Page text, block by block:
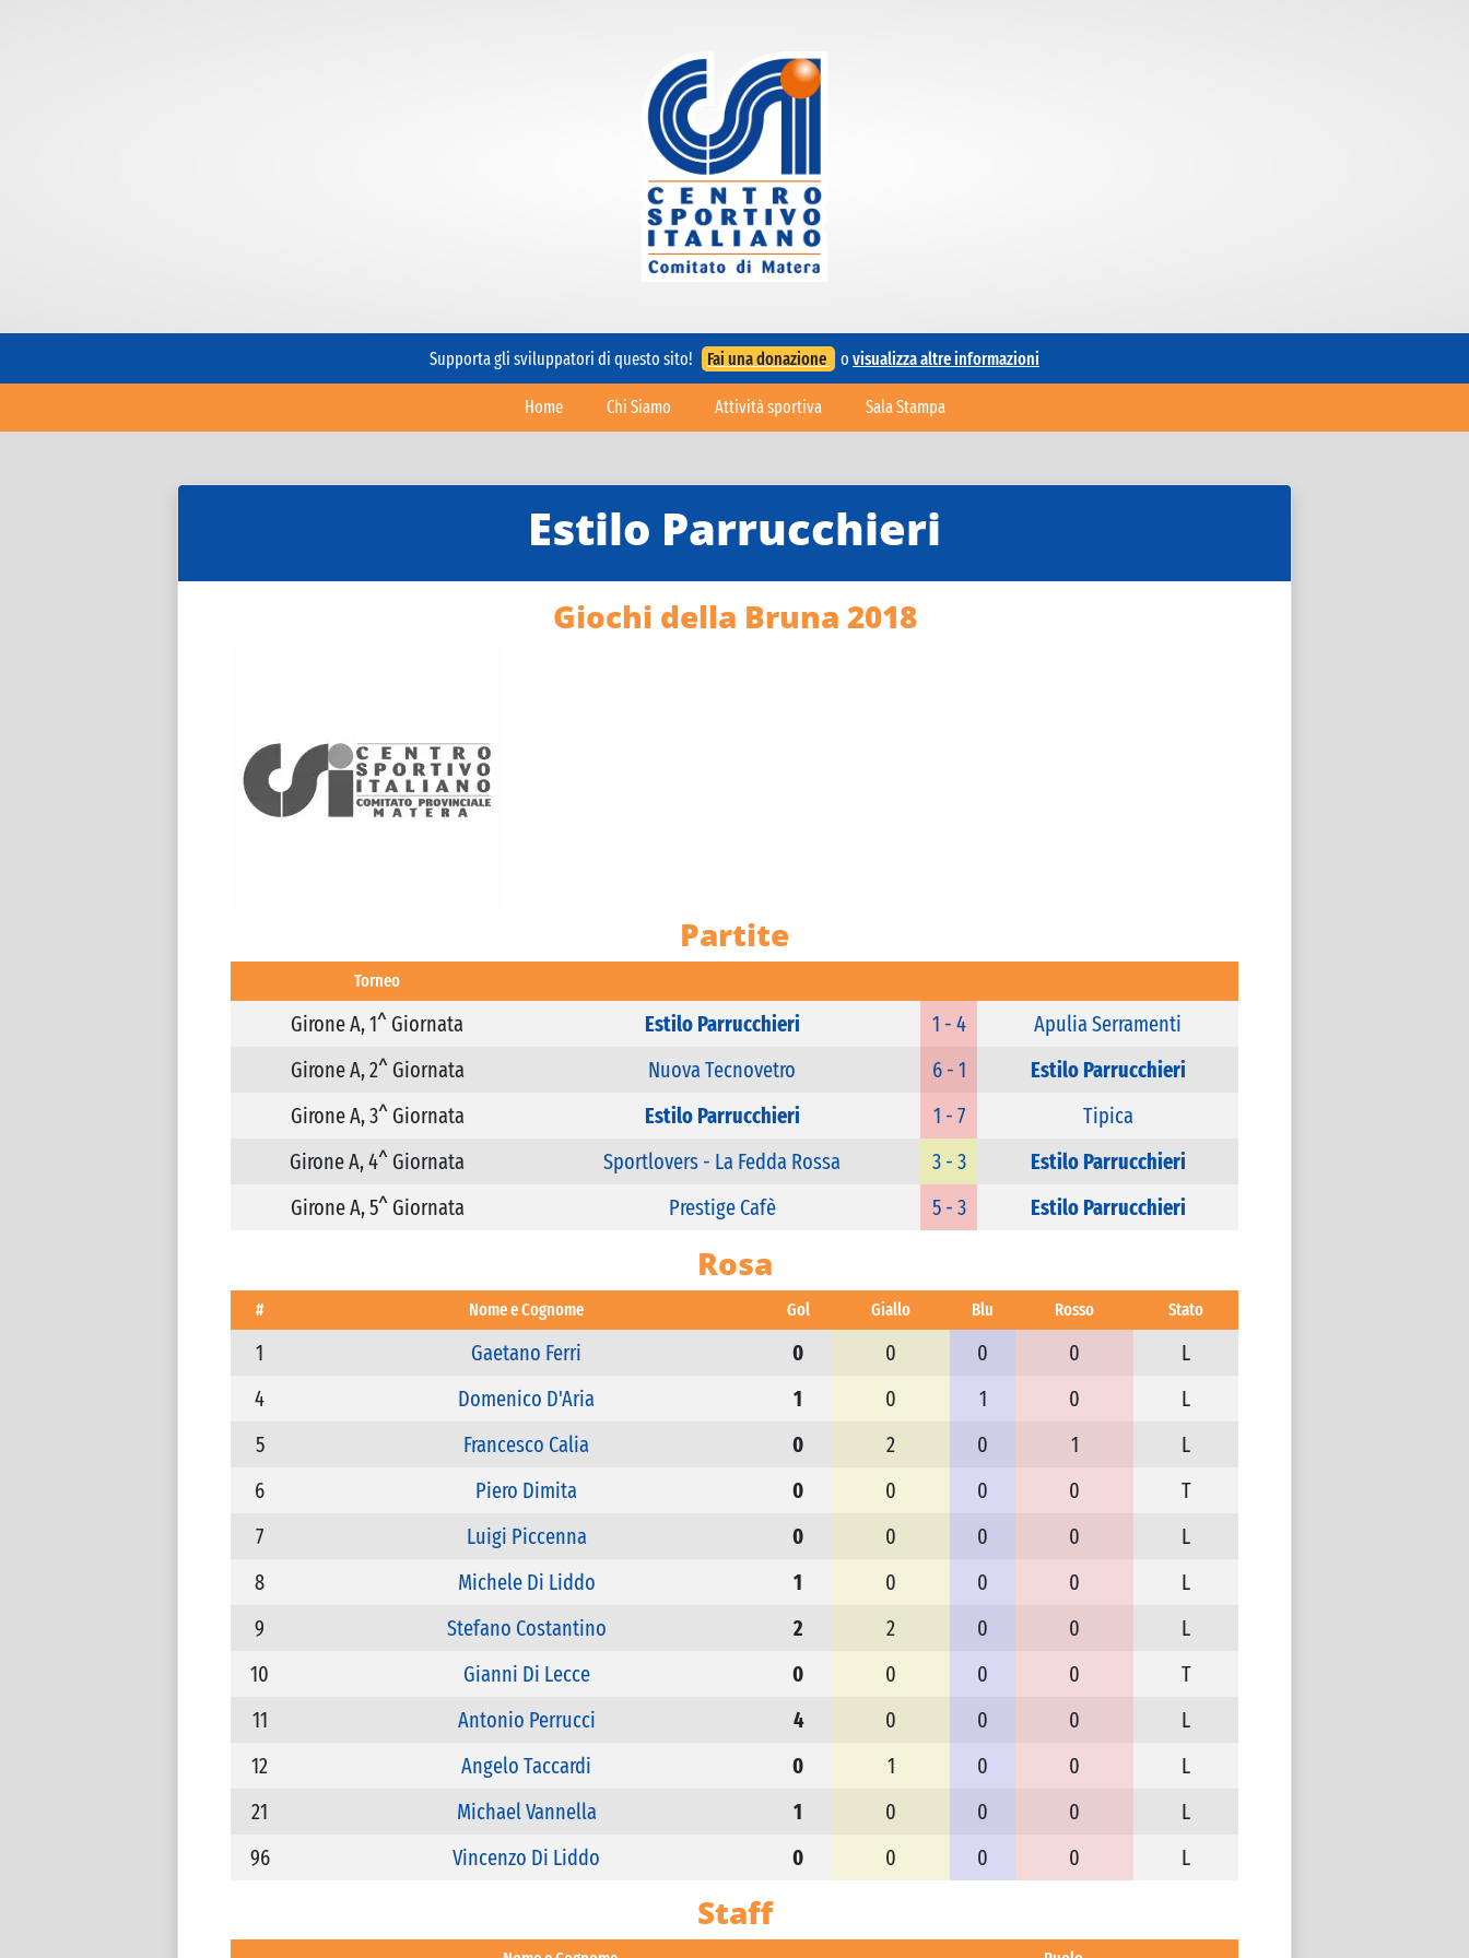
Supporta gli sviluppatori di questo sito! Fai una donazione o visualizza altre informazioni
Home Chi Siamo Attività sportiva Sala Stampa
Estilo Parrucchieri
Giochi della Bruna 2018
Partite
Torneo
Girone A, 1^ Giornata Estilo Parrucchieri 1 - 4
Apulia Serramenti
Girone A, 2^ Giornata
Nuova Tecnovetro 6 - 1
Estilo Parrucchieri
Girone A, 3^ Giornata
Estilo Parrucchieri 1 - 7
Tipica
Girone A, 4^ Giornata
Sportlovers - La Fedda Rossa 3 - 3
Estilo Parrucchieri
Girone A, 5^ Giornata
Prestige Cafè 5 - 3 Estilo Parrucchieri
Rosa
# Nome e Cognome Gol Giallo Blu Rosso Stato
1 Gaetano Ferri 0 0 0 0
L
4
Domenico D'Aria 1 0 1 0
L
5
Francesco Calia 0 2 0 1
L
6
Piero Dimita 0 0 0 0
T
7
Luigi Piccenna 0 0 0 0
L
8
Michele Di Liddo 1 0 0 0
L
9
Stefano Costantino 2 2 0 0
L
10
Gianni Di Lecce 0 0 0 0
T
11
Antonio Perrucci 4 0 0 0
L
12
Angelo Taccardi 0 1 0 0
L
21
Michael Vannella 1 0 0 0
L
96
Vincenzo Di Liddo 0 0 0 0 L
Staff